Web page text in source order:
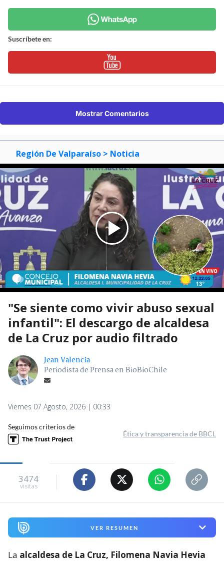
Suscríbete en:
Mostrar Comentarios
Región De Valparaíso > Noticia
"Se siente como vivir abuso sexual
infantil": El descargo de alcaldesa
de La Cruz por audio filtrado
Jean Valencia
Periodista de Prensa en BioBioChile
Viernes 07 Agosto, 2026 | 00:33
Seguimos criterios de
Ética y transparencia de BBCL
3474
visitas
VER RESUMEN
La alcaldesa de La Cruz, Filomena Navia Hevia